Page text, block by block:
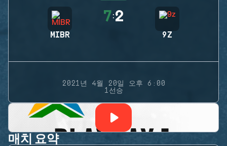
MIBR
7:2
9Z
2021년 4월 20일 오후 6:00
1선승
매치 요약